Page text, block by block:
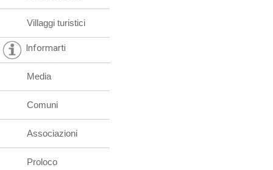
Villaggi turistici
Informarti
Media
Comuni
Associazioni
Proloco